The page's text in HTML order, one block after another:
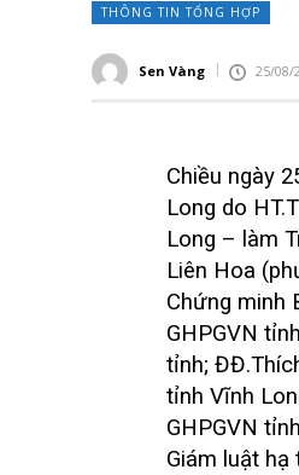
THÔNG TIN TỔNG HỢP
Sen Vàng 25/08/
Chiều ngày
Long do
Long – làm
Liên Hoa
Chứng minh
GHPGVN
tỉnh;
tỉnh Vĩnh
GHPGVN
Giám luật